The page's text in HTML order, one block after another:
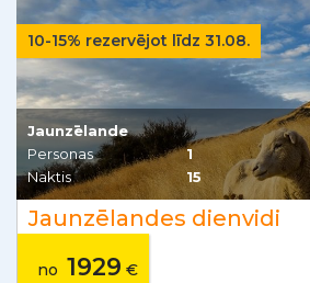
10-15% rezervējot līdz 31.08.
Jaunzēlande
Personas
1
Naktis
15
Jaunzēlandes dienvidi
no 1929 €